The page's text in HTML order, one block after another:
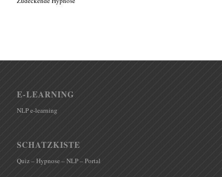
E-LEARNING
NLP e-learning
SCHATZKISTE
Quiz – Hypnose – NLP – Portal